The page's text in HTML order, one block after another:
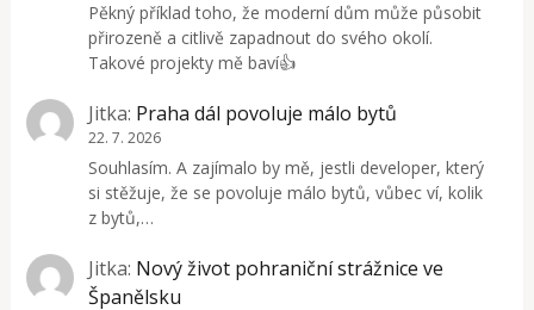
Pěkný příklad toho, že moderní dům může působit
přirozeně a citlivě zapadnout do svého okolí.
Takové projekty mě baví👍
Jitka: Praha dál povoluje málo bytů
22. 7. 2026
Souhlasím. A zajímalo by mě, jestli developer, který
si stěžuje, že se povoluje málo bytů, vůbec ví, kolik
z bytů,…
Jitka: Nový život pohraniční strážnice ve
Španělsku